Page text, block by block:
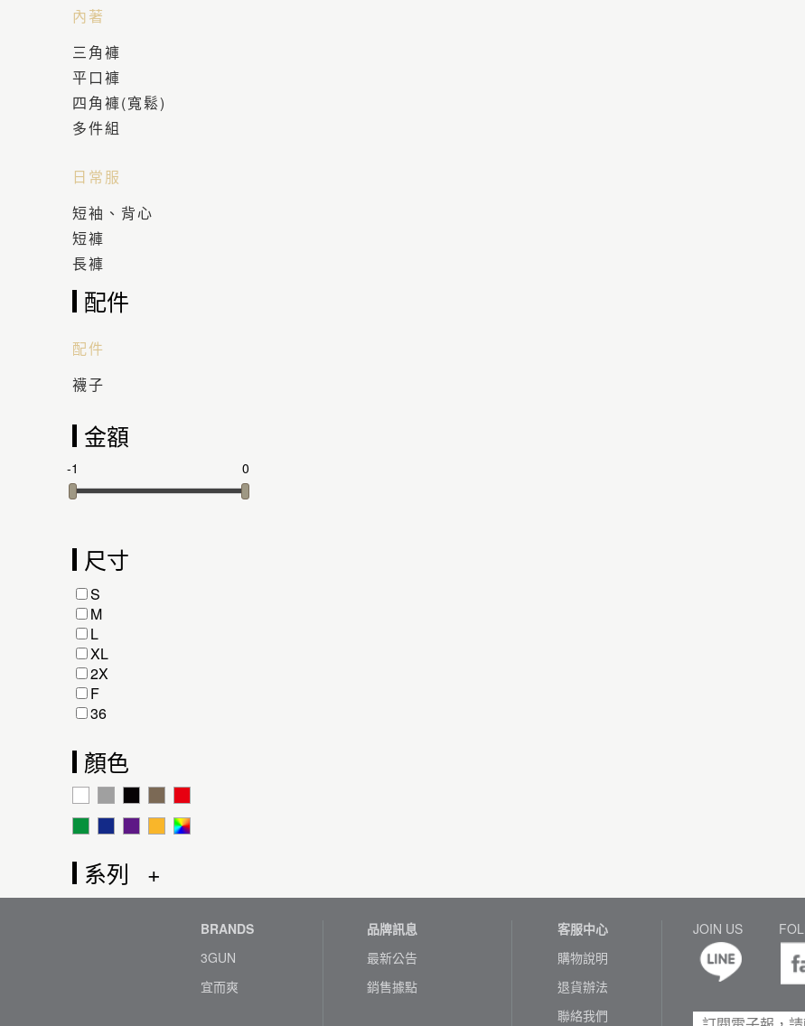
內著
三角褲
平口褲
四角褲(寬鬆)
多件組
日常服
短袖、背心
短褲
長褲
配件
配件
襪子
金額
-1 0
尺寸
S
M
L
XL
2X
F
36
顏色
系列
BRANDS
3GUN
宜而爽
品牌訊息
最新公告
銷售據點
客服中心
購物說明
退貨辦法
聯絡我們
JOIN US